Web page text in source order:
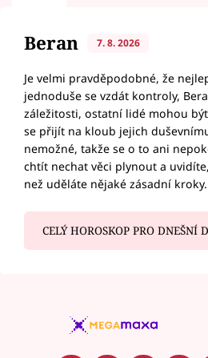
Beran 7. 8. 2026
Je velmi pravděpodobné, že
jednoduše se vzdát kontroly,
záležitosti, ostatní lidé mohou
se přijít na kloub jejich
nemožné, takže se o to ani
chtít nechat věci plynout a
než uděláte nějaké zásadní kroky.
CELÝ HOROSKOP PRO DNEŠNÍ